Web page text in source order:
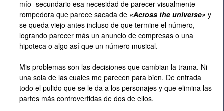
mío- secundario esa necesidad de parecer visualmente
rompedora que parece sacada de «Across the universe» y
se queda viejo antes incluso de que termine el número,
logrando parecer más un anuncio de compresas o una
hipoteca o algo así que un número musical.
Mis problemas son las decisiones que cambian la trama. Ni
una sola de las cuales me parecen para bien. De entrada
todo el pulido que se le da a los personajes y que elimina las
partes más controvertidas de dos de ellos.